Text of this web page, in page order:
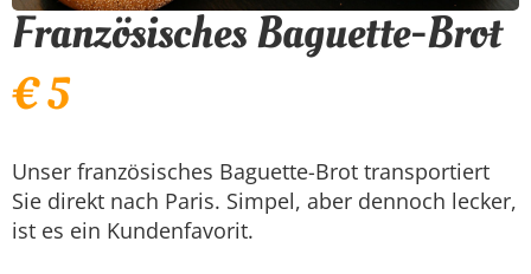
Französisches Baguette-Brot
€ 5
Unser französisches Baguette-Brot transportiert
Sie direkt nach Paris. Simpel, aber dennoch lecker,
ist es ein Kundenfavorit.